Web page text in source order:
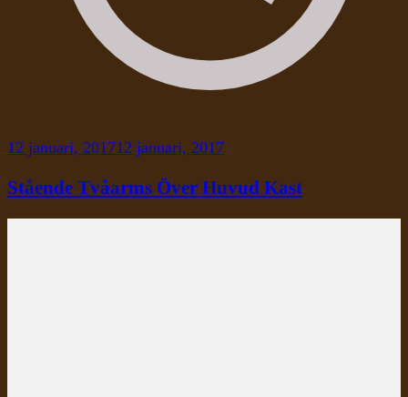
12 januari, 201712 januari, 2017
Stående Tvåarms Över Huvud Kast